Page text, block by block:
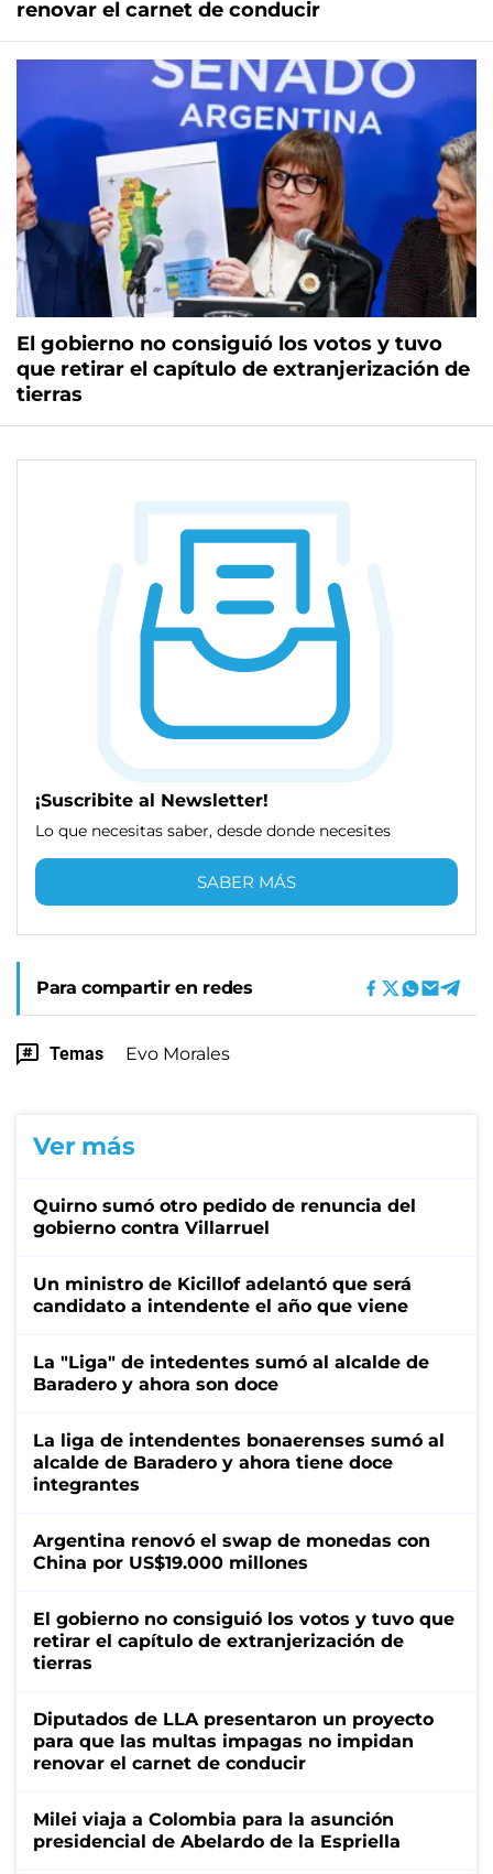
renovar el carnet de conducir
El gobierno no consiguió los votos y tuvo
que retirar el capítulo de extranjerización de
tierras
¡Suscribite al Newsletter!
Lo que necesitas saber, desde donde necesites
SABER MÁS
Para compartir en redes
Temas Evo Morales
Ver más
Quirno sumó otro pedido de renuncia del
gobierno contra Villarruel
Un ministro de Kicillof adelantó que será
candidato a intendente el año que viene
La "Liga" de intedentes sumó al alcalde de
Baradero y ahora son doce
La liga de intendentes bonaerenses sumó al
alcalde de Baradero y ahora tiene doce
integrantes
Argentina renovó el swap de monedas con
China por US$19.000 millones
El gobierno no consiguió los votos y tuvo que
retirar el capítulo de extranjerización de
tierras
Diputados de LLA presentaron un proyecto
para que las multas impagas no impidan
renovar el carnet de conducir
Milei viaja a Colombia para la asunción
presidencial de Abelardo de la Espriella